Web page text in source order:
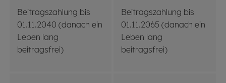
Beitragszahlung bis
01.11.2040 (danach ein
Leben lang
beitragsfrei)
Beitragszahlung bis
01.11.2065 (danach ein
Leben lang
beitragsfrei)